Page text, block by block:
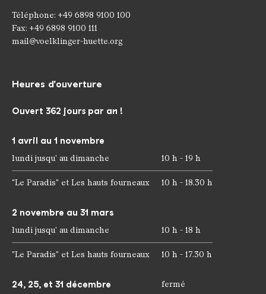
Téléphone: +49 6898 9100 100
Fax: +49 6898 9100 111
mail@voelklinger-huette.org
Heures d'ouverture
Ouvert 362 jours par an !
1 avril au 1 novembre
lundi jusqu' au dimanche 10 h - 19 h
"Le Paradis" et Les hauts fourneaux 10 h - 18.30 h
2 novembre au 31 mars
lundi jusqu' au dimanche 10 h - 18 h
"Le Paradis" et Les hauts fourneaux 10 h - 17.30 h
24, 25, et 31 décembre fermé